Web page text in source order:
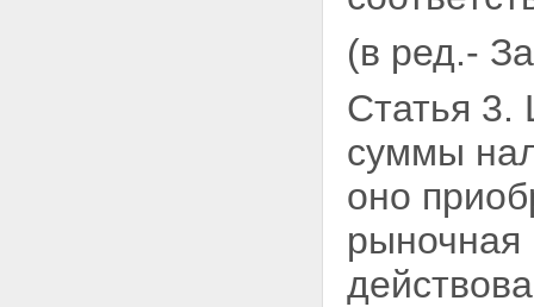
(в ред.-
Статья 3.
суммы
оно
рыночная